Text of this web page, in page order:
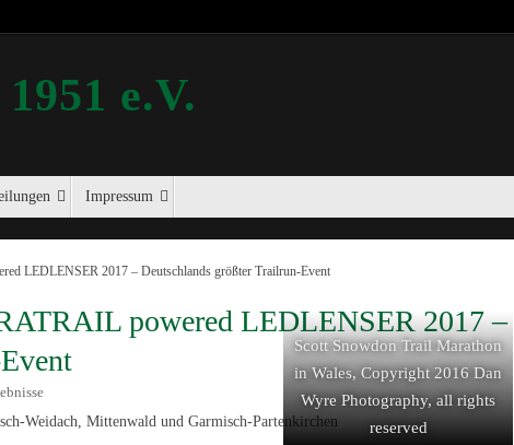
e.V.
Impressum
LEDLENSER 2017 – Deutschlands größter Trailrun-Event
powered LEDLENSER 2017 –
Weidach, Mittenwald und Garmisch-Partenkirchen
Scott Snowdon Trail Marathon
in Wales, Copyright 2016 Dan
Wyre Photography, all rights
reserved